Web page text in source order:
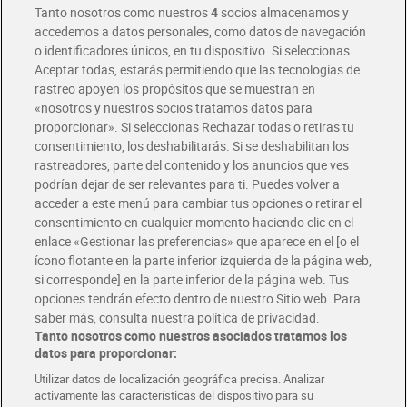
Envío gratis por compras superiores a 100€
Envío estandar por 4,99€
Glovo y Uber Eats
Solicita tu factura de Glovo o Uber Eats
Únete al CLUB Dia
Disfruta las ventajas y ofertas exclusivas.
Descárgate la APP Dia
Folletos y Tiendas
Descubre las mejores ofertas y busca tu tienda más cercana
Tarjeta MaX Dia
Te devuelve hasta 8€/mes de tus compras.
¡Solicita tu tarjeta de crédito aquí!
COMER MEJOR CADA DIA
Tanto nosotros como nuestros4socios almacenamos y
accedemos a datos personales, como datos de navegación
o identificadores únicos, en tu dispositivo. Si seleccionas
Aceptar todas, estarás permitiendo que las tecnologías de
rastreo apoyen los propósitos que se muestran en
«nosotros y nuestros socios tratamos datos para
proporcionar». Si seleccionas Rechazar todas o retiras tu
consentimiento, los deshabilitarás. Si se deshabilitan los
rastreadores, parte del contenido y los anuncios que ves
podrían dejar de ser relevantes para ti. Puedes volver a
acceder a este menú para cambiar tus opciones o retirar el
consentimiento en cualquier momento haciendo clic en el
enlace «Gestionar las preferencias» que aparece en el [o el
ícono flotante en la parte inferior izquierda de la página web,
si corresponde] en la parte inferior de la página web. Tus
opciones tendrán efecto dentro de nuestro Sitio web. Para
saber más, consulta nuestra política de privacidad.
Tanto nosotros como nuestros asociados tratamos los
datos para proporcionar:
Utilizar datos de localización geográfica precisa. Analizar
activamente las características del dispositivo para su